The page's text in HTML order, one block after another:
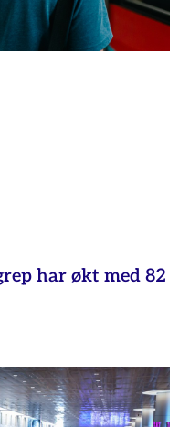
har økt med 82